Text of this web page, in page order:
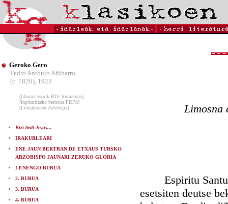
Geroko Gero
Pedro Antonio Añibarro
(c. 1820), 1923
[liburua osorik RTF formatuan]
[inprimitzeko bertsioa PDFn]
[Literaturaren Zubitegia]
Bizi bedi Jesus...
IRAKURLEARI
ENE JAUN BERTRAN DE ETXAUS TURSKO
ARZOBISPO JAUNARI ZERUKO GLORIA
LENENGO BURUA
2. BURUA
3. BURUA
4. BURUA
Limosna
Espiritu
esetsiten deutse